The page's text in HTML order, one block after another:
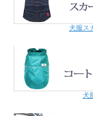
犬服ス
犬